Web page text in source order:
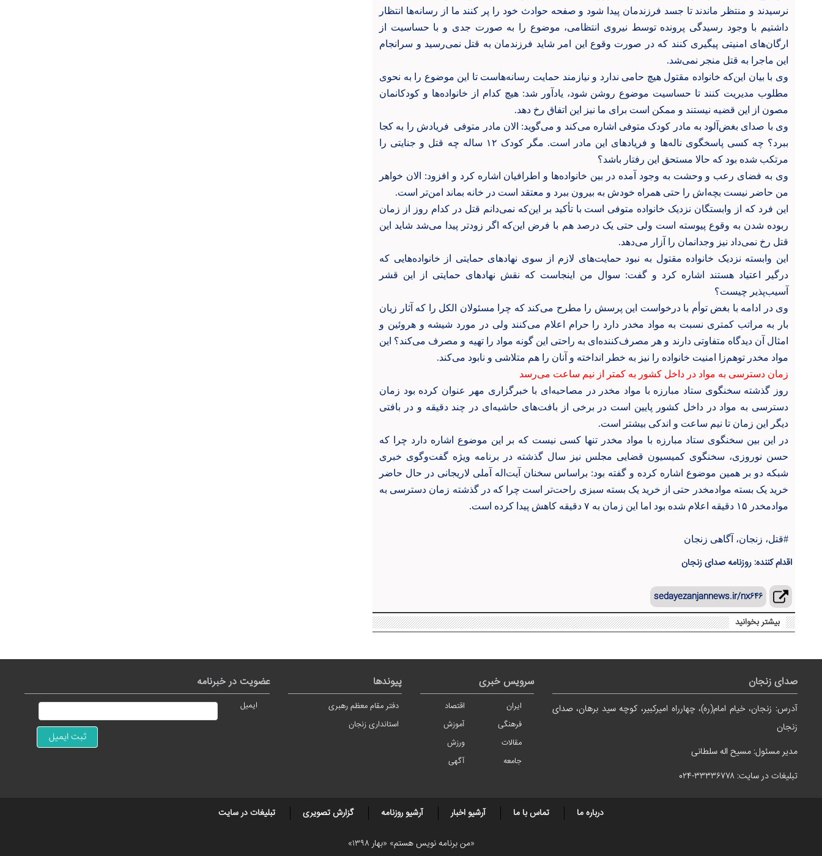
نرسیدند و منتظر ماندند تا جسد فرزندمان پیدا شود و صفحه حوادث خود را پر کنند ما از رسانه‌ها انتظار
داشتیم با وجود رسیدگی پرونده توسط نیروی انتظامی، موضوع را به صورت جدی و با حساسیت از
ارگان‌های امنیتی پیگیری کنند که در صورت وقوع این امر شاید فرزندمان به قتل نمی‌رسید و سرانجام
این ماجرا به قتل منجر نمی‌شد.
وی با بیان این‌که خانواده مقتول هیچ حامی ندارد و نیازمند حمایت رسانه‌هاست تا این موضوع را به نحوی
مطلوب مدیریت کنند تا حساسیت موضوع روشن شود، یادآور شد: هیچ کدام از خانواده‌ها و کودکانمان
مصون از این قضیه نیستند و ممکن است برای ما نیز این اتفاق رخ دهد.
وی با صدای بغض‌آلود به مادر کودک متوفی اشاره می‌کند و می‌گوید: الان مادر متوفی فریادش را به کجا
ببرد؟ چه کسی پاسخگوی ناله‌ها و فریادهای این مادر است. مگر کودک ۱۲ ساله چه قتل و جنایتی را
مرتکب شده بود که حالا مستحق این رفتار باشد؟
وی به فضای رعب و وحشت به وجود آمده در بین خانواده‌ها و اطرافیان اشاره کرد و افزود: الان خواهر
من حاضر نیست بچه‌اش را حتی همراه خودش به بیرون ببرد و معتقد است در خانه بماند امن‌تر است.
این فرد که از وابستگان نزدیک خانواده متوفی است با تأکید بر این‌که نمی‌دانم قتل در کدام روز از زمان
ربوده شدن به وقوع پیوسته است ولی حتی یک درصد هم با فرض این‌که اگر زودتر پیدا می‌شد شاید این
قتل رخ نمی‌داد نیز وجدانمان را آزار می‌دهد.
این وابسته نزدیک خانواده مقتول به نبود حمایت‌های لازم از سوی نهادهای حمایتی از خانواده‌هایی که
درگیر اعتیاد هستند اشاره کرد و گفت: سوال من اینجاست که نقش نهادهای حمایتی از این قشر
آسیب‌پذیر چیست؟
وی در ادامه با بغض توأم با درخواست این پرسش را مطرح می‌کند که چرا مسئولان الکل را که آثار زیان
بار به مراتب کمتری نسبت به مواد مخدر دارد را حرام اعلام می‌کنند ولی در مورد شیشه و هروئین و
امثال آن دیدگاه متفاوتی دارند و هر مصرف‌کننده‌ای به راحتی این گونه مواد را تهیه و مصرف می‌کند؟ این
مواد مخدر توهم‌زا امنیت خانواده را نیز به خطر انداخته و آنان را هم متلاشی و نابود می‌کند.
زمان دسترسی به مواد در داخل کشور به کمتر از نیم ساعت می‌رسد
روز گذشته سخنگوی ستاد مبارزه با مواد مخدر در مصاحبه‌ای با خبرگزاری مهر عنوان کرده بود زمان
دسترسی به مواد در داخل کشور پایین است در برخی از بافت‌های حاشیه‌ای در چند دقیقه و در بافتی
دیگر این زمان تا نیم ساعت و اندکی بیشتر است.
در این بین سخنگوی ستاد مبارزه با مواد مخدر تنها کسی نیست که بر این موضوع اشاره دارد چرا که
حسن نوروزی، سخنگوی کمیسیون قضایی مجلس نیز سال گذشته در برنامه ویژه گفت‌وگوی خبری
شبکه دو بر همین موضوع اشاره کرده و گفته بود: براساس سخنان آیت‌اله آملی لاریجانی در حال حاضر
خرید یک بسته موادمخدر حتی از خرید یک بسته سبزی راحت‌تر است چرا که در گذشته زمان دسترسی به
موادمخدر ۱۵ دقیقه اعلام شده بود اما این زمان به ۷ دقیقه کاهش پیدا کرده است.
#قتل، زنجان، آگاهی زنجان
اقدام کننده: روزنامه صدای زنجان
sedayezanjannews.ir/nx۶۴۶
بیشتر بخوانید
صدای زنجان
آدرس: زنجان، خیام امام(ره)، چهارراه امیرکبیر، کوچه سید برهان، صدای
زنجان
مدیر مسئول: مسیح اله سلطانی
تبلیغات در سایت: ۳۳۳۳۶۷۷۸-۰۲۴
سرویس خبری
ایران
اقتصاد
فرهنگی
آموزش
مقالات
ورزش
جامعه
آگهی
پیوندها
دفتر مقام معظم رهبری
استانداری زنجان
عضویت در خبرنامه
ایمیل
درباره ما تماس با ما آرشیو اخبار آرشیو روزنامه گزارش تصویری تبلیغات در سایت
«من برنامه نویس هستم» «بهار ۱۳۹۸»